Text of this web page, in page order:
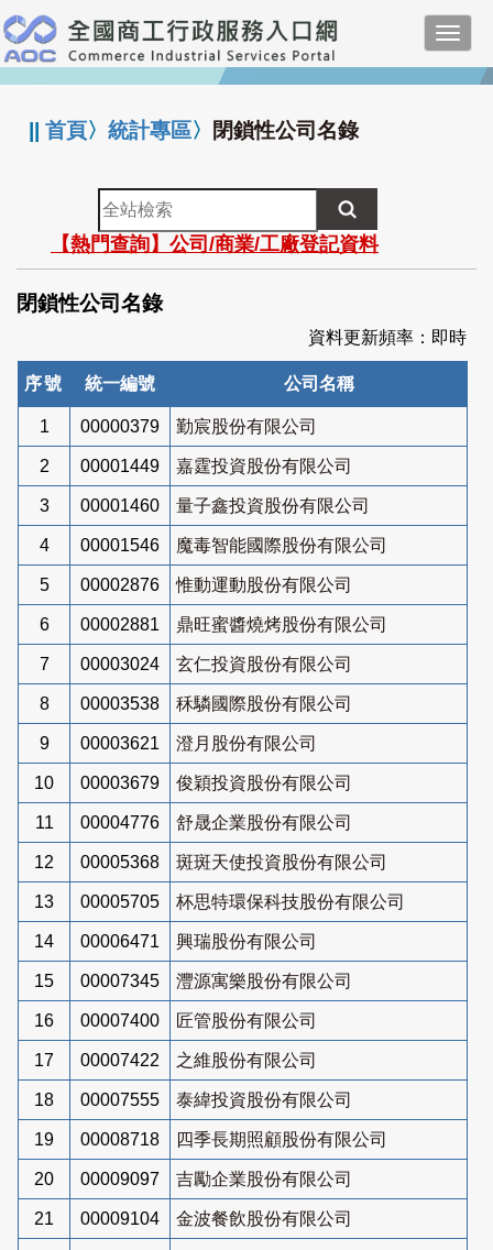
跳
到
主
要
:::
||首頁〉統計專區〉 閉鎖性公司名錄
全
站
檢
索
【熱門查詢】公司/商業/工廠登記資料
閉鎖性公司名錄
資料更新頻率：即時
序號 統一編號 公司名稱
1 00000379 勤宸股份有限公司
2 00001449 嘉霆投資股份有限公司
3 00001460 量子鑫投資股份有限公司
4 00001546 魔毒智能國際股份有限公司
5 00002876 惟動運動股份有限公司
6 00002881 鼎旺蜜醬燒烤股份有限公司
7 00003024 玄仁投資股份有限公司
8 00003538 秝驎國際股份有限公司
9 00003621 澄月股份有限公司
10 00003679 俊穎投資股份有限公司
11 00004776 舒晟企業股份有限公司
12 00005368 斑斑天使投資股份有限公司
13 00005705 杯思特環保科技股份有限公司
14 00006471 興瑞股份有限公司
15 00007345 灃源寓樂股份有限公司
16 00007400 匠管股份有限公司
17 00007422 之維股份有限公司
18 00007555 泰緯投資股份有限公司
19 00008718 四季長期照顧股份有限公司
20 00009097 吉勵企業股份有限公司
21 00009104 金波餐飲股份有限公司